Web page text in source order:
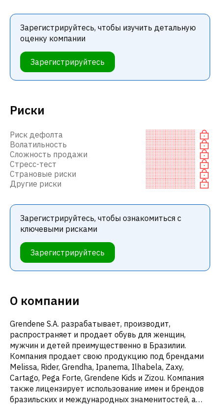
Риски
Риск дефолта
Волатильность
Сложность продажи
Стресс-тест
Страновые риски
Другие риски
Зарегистрируйтесь, чтобы ознакомиться с
ключевыми рисками
Зарегистрируйтесь
О компании
Grendene S.A. разрабатывает, производит,
распространяет и продает обувь для женщин,
мужчин и детей преимущественно в Бразилии.
Компания продает свою продукцию под брендами
Melissa, Rider, Grendha, Ipanema, Ilhabela, Zaxy,
Cartago, Pega Forte, Grendene Kids и Zizou. Компания
также лицензирует использование имен и брендов
бразильских и международных знаменитостей, а
Зарегистрируйтесь, чтобы изучить детальную
оценку компании
Зарегистрируйтесь